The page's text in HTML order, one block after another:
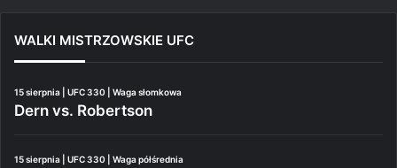
WALKI MISTRZOWSKIE UFC
15 sierpnia | UFC 330 | Waga słomkowa
Dern vs. Robertson
15 sierpnia | UFC 330 | Waga półśrednia